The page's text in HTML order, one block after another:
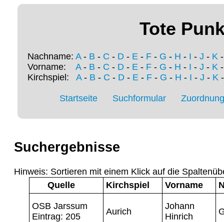
Tote
Nachname: A- B - C - D - E - F - G - H - I - J - K
Vorname: A- B - C - D - E - F - G - H - I - J - K
Kirchspiel: A- B - C - D- E- F- G - H - I - J - K
Startseite Suchformular
Suchergebnisse
Hinweis: Sortieren mit einem Klick auf die
Quelle
Kirchspiel Vorname
OSB Jarssum
Eintrag: 205
Aurich
Johann
Hinrich